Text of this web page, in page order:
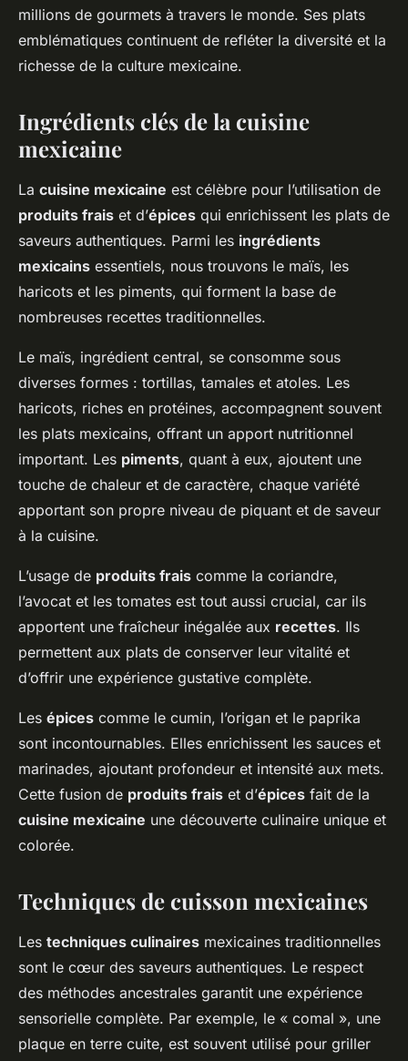
millions de gourmets à travers le monde. Ses plats
emblématiques continuent de refléter la diversité et la
richesse de la culture mexicaine.
Ingrédients clés de la cuisine
mexicaine
La cuisine mexicaine est célèbre pour l’utilisation de
produits frais et d’épices qui enrichissent les plats de
saveurs authentiques. Parmi les ingrédients
mexicains essentiels, nous trouvons le maïs, les
haricots et les piments, qui forment la base de
nombreuses recettes traditionnelles.
Le maïs, ingrédient central, se consomme sous
diverses formes : tortillas, tamales et atoles. Les
haricots, riches en protéines, accompagnent souvent
les plats mexicains, offrant un apport nutritionnel
important. Les piments, quant à eux, ajoutent une
touche de chaleur et de caractère, chaque variété
apportant son propre niveau de piquant et de saveur
à la cuisine.
L’usage de produits frais comme la coriandre,
l’avocat et les tomates est tout aussi crucial, car ils
apportent une fraîcheur inégalée aux recettes. Ils
permettent aux plats de conserver leur vitalité et
d’offrir une expérience gustative complète.
Les épices comme le cumin, l’origan et le paprika
sont incontournables. Elles enrichissent les sauces et
marinades, ajoutant profondeur et intensité aux mets.
Cette fusion de produits frais et d’épices fait de la
cuisine mexicaine une découverte culinaire unique et
colorée.
Techniques de cuisson mexicaines
Les techniques culinaires mexicaines traditionnelles
sont le cœur des saveurs authentiques. Le respect
des méthodes ancestrales garantit une expérience
sensorielle complète. Par exemple, le « comal », une
plaque en terre cuite, est souvent utilisé pour griller